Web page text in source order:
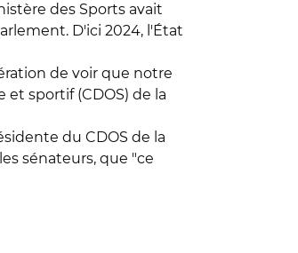
des Sports avait
D'ici 2024, l'État
de voir que notre
sportif (CDOS) de la
du CDOS de la
sénateurs, que "ce